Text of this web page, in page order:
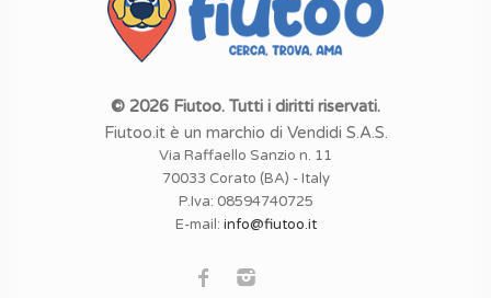
© 2026 Fiutoo. Tutti i diritti riservati.
Fiutoo.it è un marchio di Vendidi S.A.S.
Via Raffaello Sanzio n. 11
70033 Corato (BA) - Italy
P.Iva: 08594740725
E-mail: info@fiutoo.it